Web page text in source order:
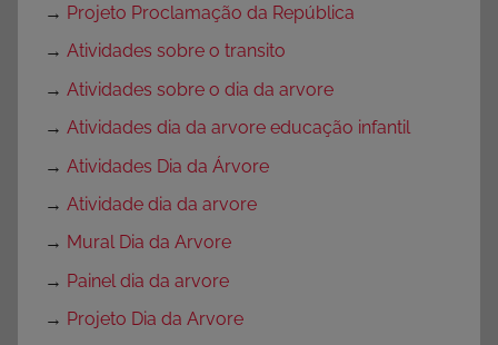
→ Projeto Proclamação da República
→ Atividades sobre o transito
→ Atividades sobre o dia da arvore
→ Atividades dia da arvore educação infantil
→ Atividades Dia da Árvore
→ Atividade dia da arvore
→ Mural Dia da Arvore
→ Painel dia da arvore
→ Projeto Dia da Arvore